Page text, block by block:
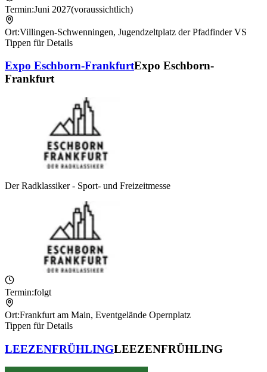
Termin:Juni 2027(voraussichtlich)
Ort:Villingen-Schwenningen, Jugendzeltplatz der Pfadfinder VS
Tippen für Details
Expo Eschborn-FrankfurtExpo Eschborn-
Frankfurt
Der Radklassiker - Sport- und Freizeitmesse
Termin:folgt
Ort:Frankfurt am Main, Eventgelände Opernplatz
Tippen für Details
LEEZENFRÜHLINGLEEZENFRÜHLING